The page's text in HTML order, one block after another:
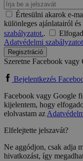
Értesülni akarok e-
különleges ajánlatairól
szabályzatot..
Adatvédelmi
Regisztráció
Szeretne Facebook
Bejelentkezés
Facebook vagy Google
kijelentem, hogy
elolvastam az
Elfelejtette jelszavát?
Ne aggódjon, csak adja
hivatkozást, így